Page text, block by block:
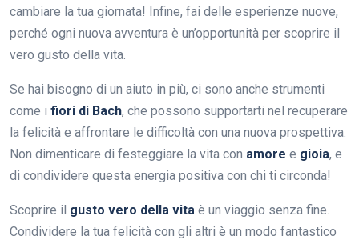
cambiare la tua giornata! Infine, fai delle esperienze nuove,
perché ogni nuova avventura è un’opportunità per scoprire il
vero gusto della vita.
Se hai bisogno di un aiuto in più, ci sono anche strumenti
come i fiori di Bach, che possono supportarti nel recuperare
la felicità e affrontare le difficoltà con una nuova prospettiva.
Non dimenticare di festeggiare la vita con amore e gioia, e
di condividere questa energia positiva con chi ti circonda!
Scoprire il gusto vero della vita è un viaggio senza fine.
Condividere la tua felicità con gli altri è un modo fantastico